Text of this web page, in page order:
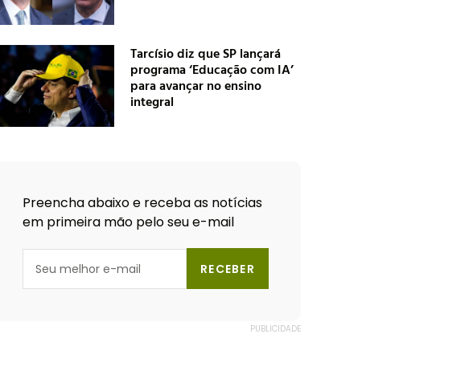
Tarcísio diz que SP lançará
programa ‘Educação com IA’
para avançar no ensino
integral
Preencha abaixo e receba as notícias
em primeira mão pelo seu e-mail
RECEBER
PUBLICIDADE